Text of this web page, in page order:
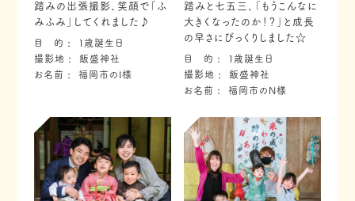
踏みの出張撮影、笑顔で「ふ
みふみ」してくれました♪
目 的
１歳誕生日
撮影地
飯盛神社
お名前
福岡市のI様
踏みと七五三、「もうこんなに
大きくなったのか！？」と成長
の早さにびっくりしました☆
目 的
１歳誕生日
撮影地
飯盛神社
お名前
福岡市のN様